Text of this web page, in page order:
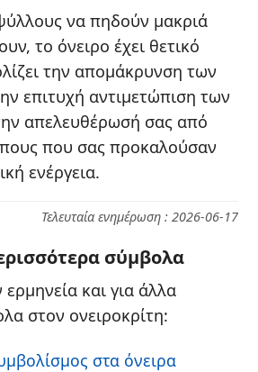
να πηδούν μακριά
το όνειρο έχει θετικό
την απομάκρυνση των
επιτυχή αντιμετώπιση των
απελευθέρωσή σας από
που σας προκαλούσαν
ενέργεια.
Τελευταία ενημέρωση : 2026-06-17
σύμβολα
και για άλλα
στον ονειροκρίτη:
στα όνειρα